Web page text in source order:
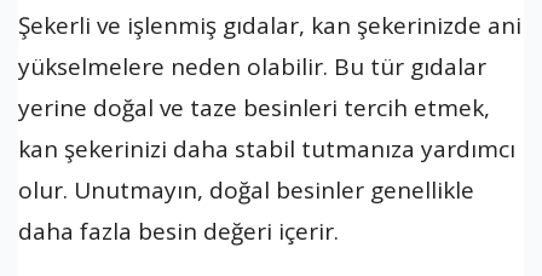
Şekerli ve işlenmiş gıdalar, kan şekerinizde ani
yükselmelere neden olabilir. Bu tür gıdalar
yerine doğal ve taze besinleri tercih etmek,
kan şekerinizi daha stabil tutmanıza yardımcı
olur. Unutmayın, doğal besinler genellikle
daha fazla besin değeri içerir.